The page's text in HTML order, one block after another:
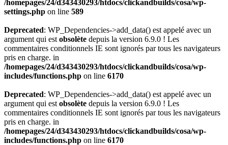
/homepages/24/d343430293/htdocs/clickandbuilds/cosa/wp-
settings.php on line 589
Deprecated: WP_Dependencies->add_data() est appelé avec un
argument qui est obsolète depuis la version 6.9.0 ! Les
commentaires conditionnels IE sont ignorés par tous les navigateurs
pris en charge. in
/homepages/24/d343430293/htdocs/clickandbuilds/cosa/wp-
includes/functions.php on line 6170
Deprecated: WP_Dependencies->add_data() est appelé avec un
argument qui est obsolète depuis la version 6.9.0 ! Les
commentaires conditionnels IE sont ignorés par tous les navigateurs
pris en charge. in
/homepages/24/d343430293/htdocs/clickandbuilds/cosa/wp-
includes/functions.php on line 6170